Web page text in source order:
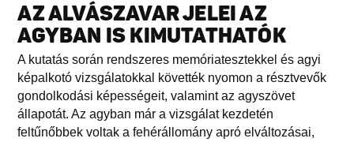
AZ ALVÁSZAVAR JELEI AZ
AGYBAN IS KIMUTATHATÓK
A kutatás során rendszeres memóriatesztekkel és agyi
képalkotó vizsgálatokkal követték nyomon a résztvevők
gondolkodási képességeit, valamint az agyszövet
állapotát. Az agyban már a vizsgálat kezdetén
feltűnőbbek voltak a fehérállomány apró elváltozásai,